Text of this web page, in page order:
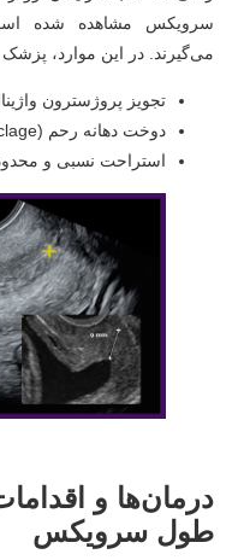
سرویکس مشاهده شده
می‌گیرند. در این موارد،
تجویز پروژسترون
دوخت دهانه رحم (cerclage)
استراحت نسبی و
درمان‌ها و
طول سرویکس